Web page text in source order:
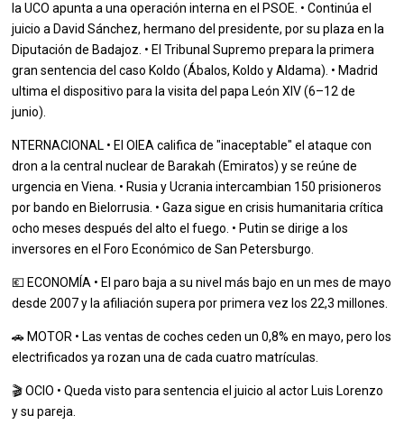
la UCO apunta a una operación interna en el PSOE. • Continúa el
juicio a David Sánchez, hermano del presidente, por su plaza en la
Diputación de Badajoz. • El Tribunal Supremo prepara la primera
gran sentencia del caso Koldo (Ábalos, Koldo y Aldama). • Madrid
ultima el dispositivo para la visita del papa León XIV (6–12 de
junio).
NTERNACIONAL • El OIEA califica de "inaceptable" el ataque con
dron a la central nuclear de Barakah (Emiratos) y se reúne de
urgencia en Viena. • Rusia y Ucrania intercambian 150 prisioneros
por bando en Bielorrusia. • Gaza sigue en crisis humanitaria crítica
ocho meses después del alto el fuego. • Putin se dirige a los
inversores en el Foro Económico de San Petersburgo.
💶 ECONOMÍA • El paro baja a su nivel más bajo en un mes de mayo
desde 2007 y la afiliación supera por primera vez los 22,3 millones.
🚗 MOTOR • Las ventas de coches ceden un 0,8% en mayo, pero los
electrificados ya rozan una de cada cuatro matrículas.
🎬 OCIO • Queda visto para sentencia el juicio al actor Luis Lorenzo
y su pareja.